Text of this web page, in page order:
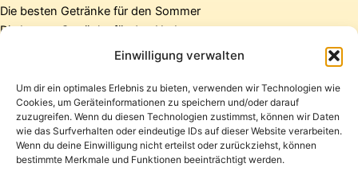
Einwilligung verwalten
Um dir ein optimales Erlebnis zu bieten, verwenden wir Technologien wie
Cookies, um Geräteinformationen zu speichern und/oder darauf
zuzugreifen. Wenn du diesen Technologien zustimmst, können wir Daten
wie das Surfverhalten oder eindeutige IDs auf dieser Website verarbeiten.
Wenn du deine Einwilligung nicht erteilst oder zurückziehst, können
bestimmte Merkmale und Funktionen beeinträchtigt werden.
Die besten Getränke für den Sommer
Die besten Getränke für den Herbst
Die besten Getränke für den Winter
Startseite
Presse
Kontakt / Support
Datenschutzerklärung